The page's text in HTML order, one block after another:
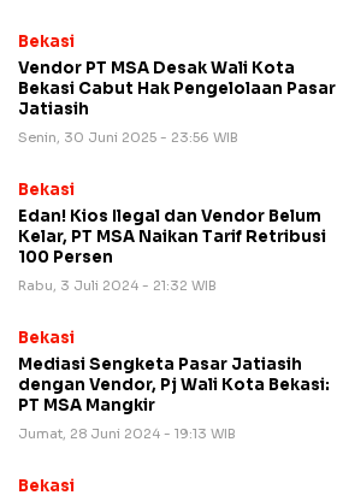
Bekasi
Vendor PT MSA Desak Wali Kota
Bekasi Cabut Hak Pengelolaan Pasar
Jatiasih
Senin, 30 Juni 2025 - 23:56 WIB
Bekasi
Edan! Kios Ilegal dan Vendor Belum
Kelar, PT MSA Naikan Tarif Retribusi
100 Persen
Rabu, 3 Juli 2024 - 21:32 WIB
Bekasi
Mediasi Sengketa Pasar Jatiasih
dengan Vendor, Pj Wali Kota Bekasi:
PT MSA Mangkir
Jumat, 28 Juni 2024 - 19:13 WIB
Bekasi